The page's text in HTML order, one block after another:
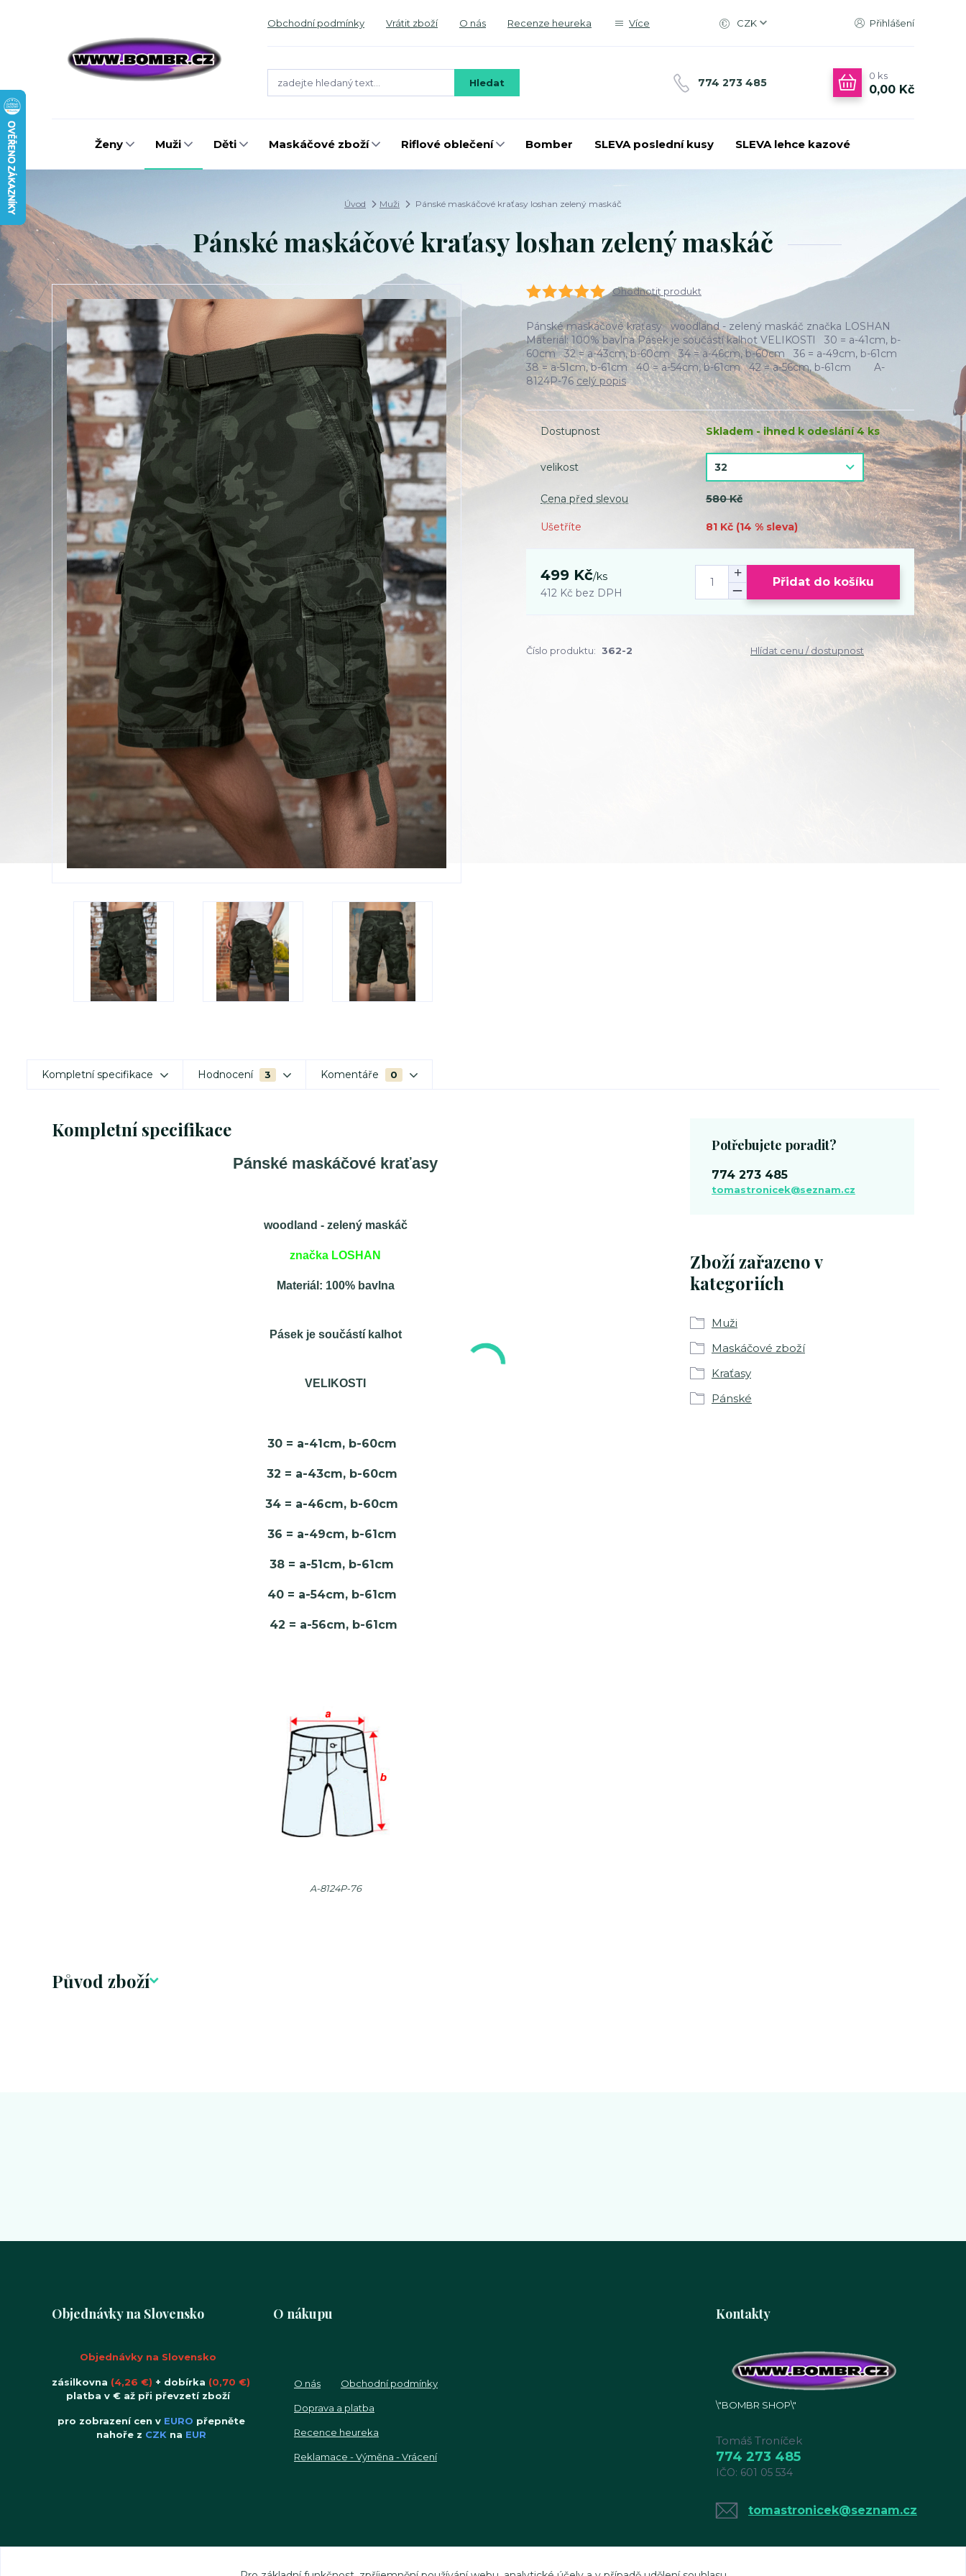
Obchodní podmínky Vrátit zboží O nás Recenze heureka Více CZK Přihlášení
Hledat 774 273 485
0 ks
0,00 Kč
Ženy Muži Děti Maskáčové zboží Riflové oblečení Bomber SLEVA poslední kusy SLEVA lehce kazové
Úvod Muži Pánské maskáčové kraťasy loshan zelený maskáč
Pánské maskáčové kraťasy loshan zelený maskáč
Ohodnotit produkt
Pánské maskáčové kraťasy woodland - zelený maskáč značka LOSHAN
Materiál: 100% bavlna Pásek je součástí kalhot VELIKOSTI 30 = a-41cm, b-
60cm 32 = a-43cm, b-60cm 34 = a-46cm, b-60cm 36 = a-49cm, b-61cm
38 = a-51cm, b-61cm 40 = a-54cm, b-61cm 42 = a-56cm, b-61cm A-
8124P-76 celý popis
Dostupnost Skladem - ihned k odeslání 4 ks
velikost
Cena před slevou 580 Kč
Ušetříte 81 Kč (14 % sleva)
499 Kč/ks
412 Kč bez DPH
Přidat do košíku
Číslo produktu: 362-2 Hlídat cenu / dostupnost
Kompletní specifikace Hodnocení 3 Komentáře 0
Kompletní specifikace
Pánské maskáčové kraťasy
woodland - zelený maskáč
značka LOSHAN
Materiál: 100% bavlna
Pásek je součástí kalhot
VELIKOSTI
30 = a-41cm, b-60cm
32 = a-43cm, b-60cm
34 = a-46cm, b-60cm
36 = a-49cm, b-61cm
38 = a-51cm, b-61cm
40 = a-54cm, b-61cm
42 = a-56cm, b-61cm
A-8124P-76
Původ zboží
Zboží zařazeno v
kategoriích
Muži
Maskáčové zboží
Kraťasy
Pánské
Potřebujete poradit?
774 273 485
tomastronicek@seznam.cz
Objednávky na Slovensko
Objednávky na Slovensko
zásilkovna (4,26 €) + dobírka (0,70 €)
platba v € až při převzetí zboží
pro zobrazení cen v EURO přepněte
nahoře z CZKna EUR
O nákupu
O nás Obchodní podmínky
Doprava a platba
Recence heureka
Reklamace - Výměna - Vrácení
Kontakty
\"BOMBR SHOP\"
Tomáš Troníček
774 273 485
IČO: 601 05 534
tomastronicek@seznam.cz